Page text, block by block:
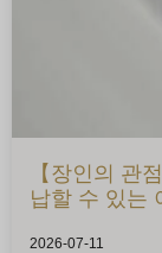
【장인의 관
납할 수 있는
2026-07-11